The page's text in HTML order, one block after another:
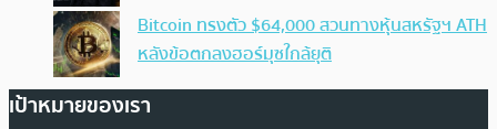
Bitcoin ทรงตัว $64,000 สวนทางหุ้นสหรัฐฯ ATH
หลังข้อตกลงฮอร์มุซใกล้ยุติ
เป้าหมายของเรา